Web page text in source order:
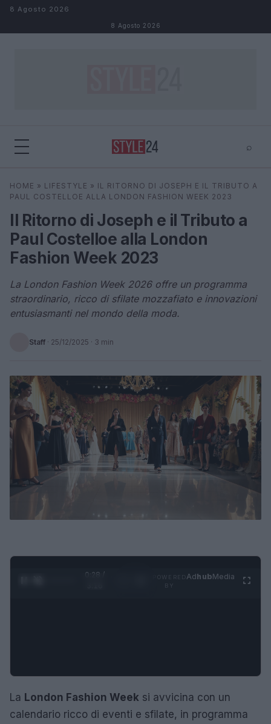
Salta al contenuto
8 Agosto 2026
8 Agosto 2026
⌕
Cerca ⌕ ×
HOME » LIFESTYLE » IL RITORNO DI JOSEPH E IL TRIBUTO A
PAUL COSTELLOE ALLA LONDON FASHION WEEK 2023
Il Ritorno di Joseph e il Tributo a
Paul Costelloe alla London
Fashion Week 2023
La London Fashion Week 2026 offre un programma
straordinario, ricco di sfilate mozzafiato e innovazioni
entusiasmanti nel mondo della moda.
Staff · 25/12/2025 · 3 min
0:29 /
AdhubMedia
La London Fashion Week si avvicina con un
calendario ricco di eventi e sfilate, in programma